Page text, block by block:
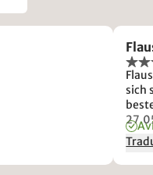
sich